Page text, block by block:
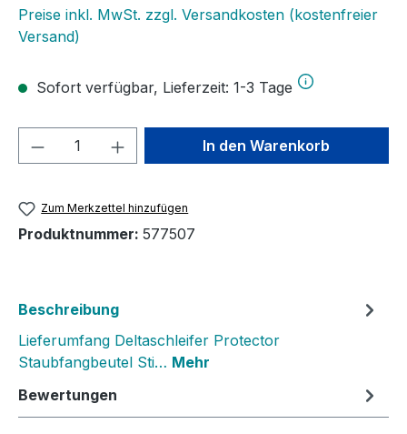
Preise inkl. MwSt. zzgl. Versandkosten (kostenfreier
Versand)
Sofort verfügbar, Lieferzeit: 1-3 Tage
Produkt Anzahl: Gib denIn den Warenkorb
Zum Merkzettel hinzufügen
Produktnummer: 577507
Beschreibung
Lieferumfang Deltaschleifer Protector
Staubfangbeutel Sti… Mehr
Bewertungen